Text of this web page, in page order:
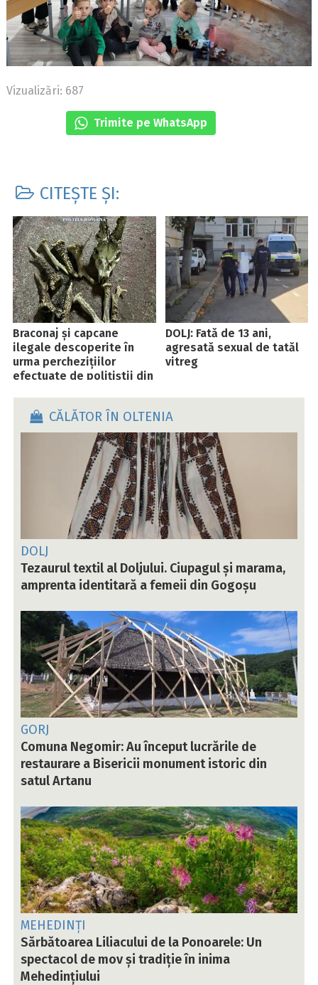
Vizualizări: 687
Trimite pe WhatsApp
CITEȘTE ȘI:
Braconaj și capcane
ilegale descoperite în
urma perchezițiilor
efectuate de polițiștii din
DOLJ: Fată de 13 ani,
agresată sexual de tatăl
vitreg
CĂLĂTOR ÎN OLTENIA
DOLJ
Tezaurul textil al Doljului. Ciupagul și marama,
amprenta identitară a femeii din Gogoșu
GORJ
Comuna Negomir: Au început lucrările de
restaurare a Bisericii monument istoric din
satul Artanu
MEHEDINȚI
Sărbătoarea Liliacului de la Ponoarele: Un
spectacol de mov și tradiție în inima
Mehedințiului